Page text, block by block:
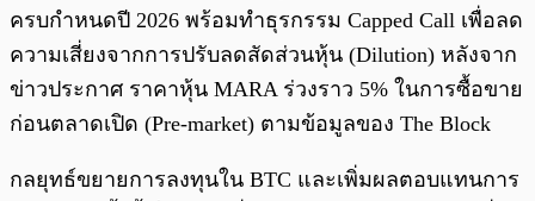
ครบกำหนดปี 2026 พร้อมทำธุรกรรม Capped Call เพื่อลด
ความเสี่ยงจากการปรับลดสัดส่วนหุ้น (Dilution) หลังจาก
ข่าวประกาศ ราคาหุ้น MARA ร่วงราว 5% ในการซื้อขาย
ก่อนตลาดเปิด (Pre-market) ตามข้อมูลของ The Block
กลยุทธ์ขยายการลงทุนใน BTC และเพิ่มผลตอบแทนการ